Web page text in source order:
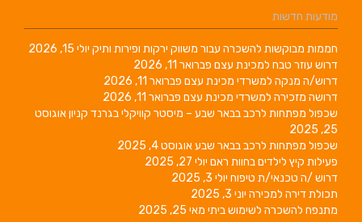
מודעות חדשות
חממות מבוקשות להשכרה עבור משווק ירקות ופירות ותיק יולי 15, 2026
דרוש עוזר טבח למכינת עצם פברואר 11, 2026
דרוש/ה מנקה למשרדי מכינת עצם פברואר 11, 2026
דרושה מזכירה למשרדי מכינת עצם פברואר 11, 2026
שכפול מפתחות לרכב בבאר שבע – מיסטר קוויקלי בגרנד קניוןאוגוסט
25, 2025
שכפול מפתחות לרכב בבאר שבעאוגוסט 4, 2025
פעילות קיץ לילדים בחוות ראם יולי 27, 2025
דרוש /ה טכנאי/ת טיפוח יולי 3, 2025
תכולת דירה למכירה יוני 3, 2025
מתנפח להשכרה לשימוש ביתי מאי 25, 2025